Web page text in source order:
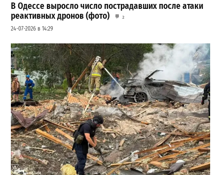
В Одессе выросло число пострадавших после атаки
реактивных дронов (фото)
2
24-07-2026 в 14:29